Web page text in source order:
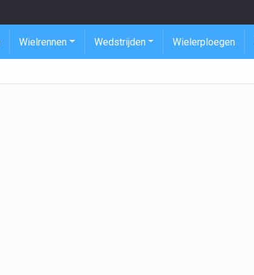
Wielrennen Wedstrijden Wielerploegen